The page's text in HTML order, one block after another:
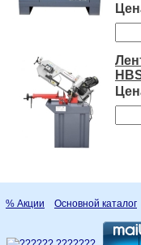
% Акции Основной каталог